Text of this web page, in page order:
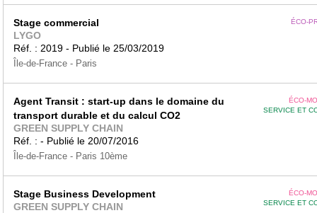
ÉCO-
Stage commercial
LYGO
Réf. : 2019 - Publié le 25/03/2019
Île-de-France - Paris
ÉCO-
SERVICE ET
Agent Transit : start-up dans le domaine du
transport durable et du calcul CO2
GREEN SUPPLY CHAIN
Réf. : - Publié le 20/07/2016
Île-de-France - Paris 10ème
ÉCO-
SERVICE ET
Stage Business Development
GREEN SUPPLY CHAIN